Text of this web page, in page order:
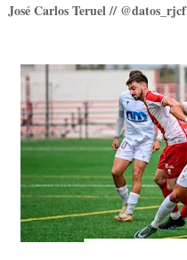
José Carlos Teruel // @datos_rjcf